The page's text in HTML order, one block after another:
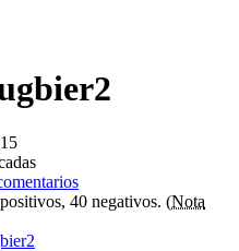
40 negativos. (Nota